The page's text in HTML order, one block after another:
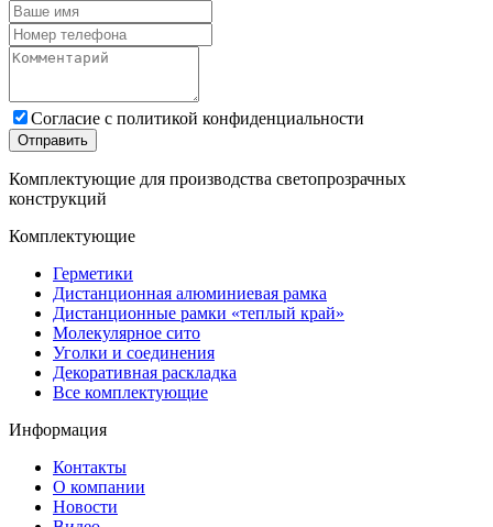
Cогласие с политикой конфиденциальности
Отправить
Комплектующие для производства светопрозрачных
конструкций
Комплектующие
Герметики
Дистанционная алюминиевая рамка
Дистанционные рамки «теплый край»
Молекулярное сито
Уголки и соединения
Декоративная раскладка
Все комплектующие
Информация
Контакты
О компании
Новости